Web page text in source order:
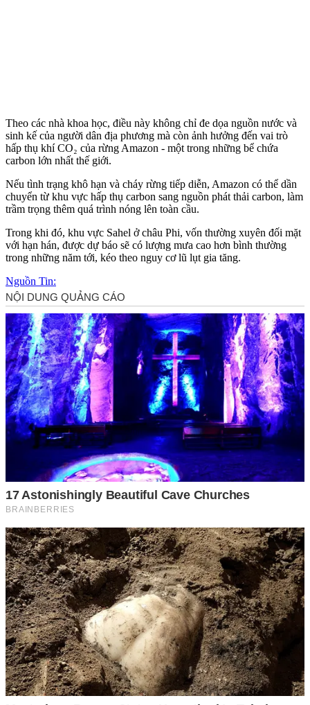
Theo các nhà khoa học, điều này không chỉ đe dọa nguồn nước và
sinh kế của người dân địa phương mà còn ảnh hưởng đến vai trò
hấp thụ khí CO₂ của rừng Amazon - một trong những bể chứa
carbon lớn nhất thế giới.
Nếu tình trạng khô hạn và cháy rừng tiếp diễn, Amazon có thể dần
chuyển từ khu vực hấp thụ carbon sang nguồn phát thải carbon, làm
trầm trọng thêm quá trình nóng lên toàn cầu.
Trong khi đó, khu vực Sahel ở châu Phi, vốn thường xuyên đối mặt
với hạn hán, được dự báo sẽ có lượng mưa cao hơn bình thường
trong những năm tới, kéo theo nguy cơ lũ lụt gia tăng.
Nguồn Tin: